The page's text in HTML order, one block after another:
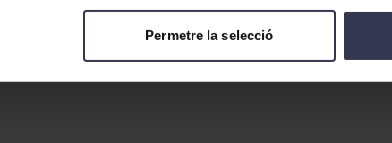
Permetre la selecció